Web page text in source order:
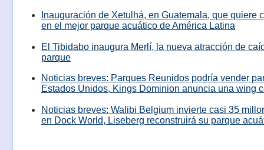
Inauguración de Xetulhá, en Guatemala, que quiere
en el mejor parque acuático de América Latina
El Tibidabo inaugura Merlí, la nueva atracción de
parque
Noticias breves: Parques Reunidos podría vender
Estados Unidos, Kings Dominion anuncia una wing
Noticias breves: Walibi Belgium invierte casi 35
en Dock World, Liseberg reconstruirá su parque